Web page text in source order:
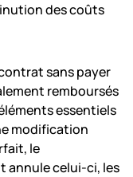
des coûts
sans payer
remboursés
essentiels
modification
le
annule celui-ci, les